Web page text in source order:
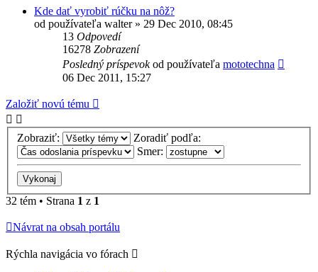
Kde dať vyrobiť rúčku na nôž?
od používateľa walter» 29 Dec 2010, 08:45
13 Odpovedí
16278 Zobrazení
Posledný príspevokod používateľa mototechna
06 Dec 2011, 15:27
Založiť novú tému
Zobraziť:
Zoradiť podľa:
Smer:
32 tém • Strana 1 z 1
Návrat na obsah portálu
Rýchla navigácia vo fórach